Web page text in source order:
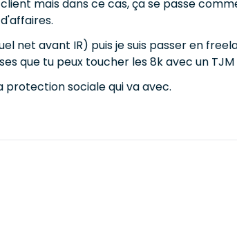
mais dans ce cas, ça se passe
net avant IR) puis je suis passer en
que tu peux toucher les 8k avec un
protection sociale qui va avec.